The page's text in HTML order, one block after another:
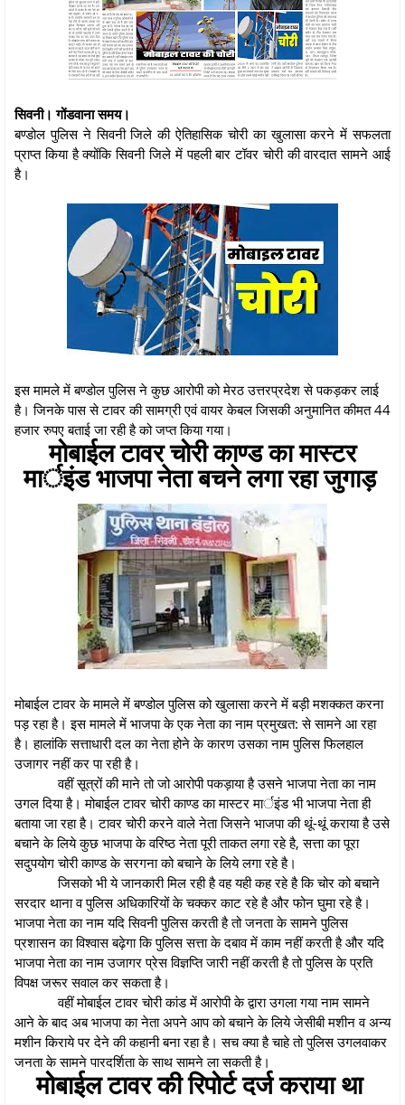
सिवनी। गोंडवाना समय।
बण्डोल पुलिस ने सिवनी जिले की ऐतिहासिक चोरी का खुलासा करने में सफलता
प्राप्त किया है क्योंकि सिवनी जिले में पहली बार टॉवर चोरी की वारदात सामने आई
है।
इस मामले में बण्डोल पुलिस ने कुछ आरोपी को मेरठ उत्तरप्रदेश से पकड़कर लाई
है। जिनके पास से टावर की सामग्री एवं वायर केबल जिसकी अनुमानित कीमत 44
हजार रुपए बताई जा रही है को जप्त किया गया।
मोबाईल टावर चोरी काण्ड का मास्टर
मार्इंड भाजपा नेता बचने लगा रहा जुगाड़
मोबाईल टावर के मामले में बण्डोल पुलिस को खुलासा करने में बड़ी मशक्कत करना
पड़ रहा है। इस मामले में भाजपा के एक नेता का नाम प्रमुखत: से सामने आ रहा
है। हालांकि सत्ताधारी दल का नेता होने के कारण उसका नाम पुलिस फिलहाल
उजागर नहीं कर पा रही है।
वहीं सूत्रों की माने तो जो आरोपी पकड़ाया है उसने भाजपा नेता का नाम
उगल दिया है। मोबाईल टावर चोरी काण्ड का मास्टर मार्इंड भी भाजपा नेता ही
बताया जा रहा है। टावर चोरी करने वाले नेता जिसने भाजपा की थूं-थूं कराया है उसे
बचाने के लिये कुछ भाजपा के वरिष्ठ नेता पूरी ताकत लगा रहे है, सत्ता का पूरा
सदुपयोग चोरी काण्ड के सरगना को बचाने के लिये लगा रहे है।
जिसको भी ये जानकारी मिल रही है वह यही कह रहे है कि चोर को बचाने
सरदार थाना व पुलिस अधिकारियों के चक्कर काट रहे है और फोन घुमा रहे है।
भाजपा नेता का नाम यदि सिवनी पुलिस करती है तो जनता के सामने पुलिस
प्रशासन का विश्वास बढ़ेगा कि पुलिस सत्ता के दबाव में काम नहीं करती है और यदि
भाजपा नेता का नाम उजागर प्रेस विज्ञप्ति जारी नहीं करती है तो पुलिस के प्रति
विपक्ष जरूर सवाल कर सकता है।
वहीं मोबाईल टावर चोरी कांड में आरोपी के द्वारा उगला गया नाम सामने
आने के बाद अब भाजपा का नेता अपने आप को बचाने के लिये जेसीबी मशीन व अन्य
मशीन किराये पर देने की कहानी बना रहा है। सच क्या है चाहे तो पुलिस उगलवाकर
जनता के सामने पारदर्शिता के साथ सामने ला सकती है।
मोबाईल टावर की रिपोर्ट दर्ज कराया था